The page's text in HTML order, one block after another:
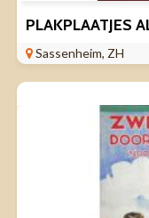
Sassenheim, ZH